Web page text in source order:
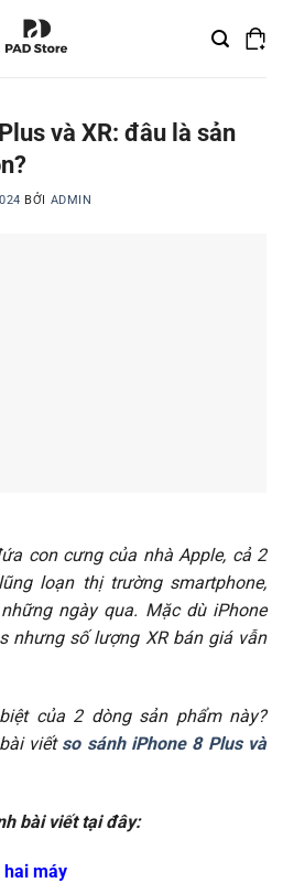
và XR: đâu là sản
BỞI ADMIN
con cưng của nhà Apple, cả 2
loạn thị trường smartphone,
ngày qua. Mặc dù iPhone
nhưng số lượng XR bán giá vẫn
của 2 dòng sản phẩm này?
viết so sánh iPhone 8 Plus và
bài viết tại đây:
máy